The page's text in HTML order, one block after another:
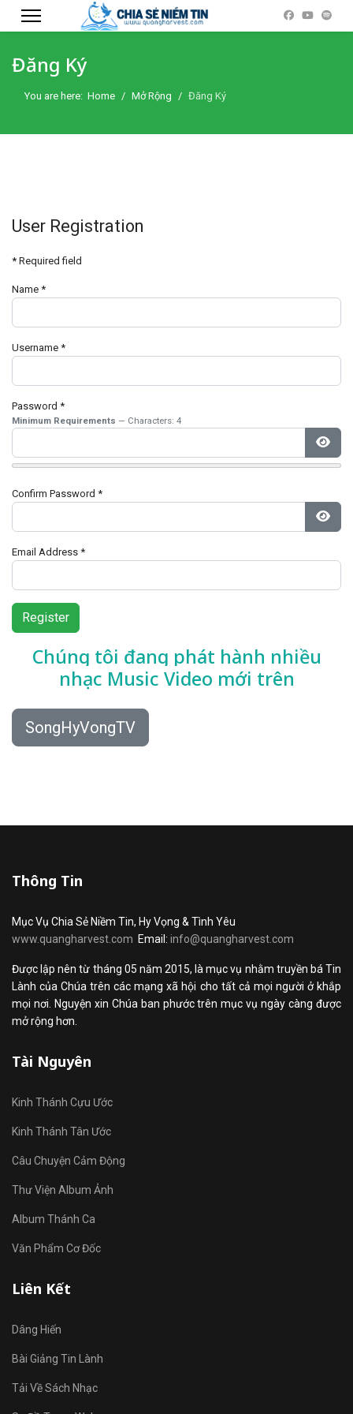
Đăng Ký
You are here: Home Mở Rộng Đăng Ký
User Registration
* Required field
Name *
Username *
Password *
Minimum Requirements — Characters: 4
Confirm Password *
Email Address *
Register
Chúng tôi đang phát hành nhiều
nhạc Music Video mới trên
SongHyVongTV
Thông Tin
Mục Vụ Chia Sẻ Niềm Tin, Hy Vọng & Tình Yêu
www.quangharvest.com Email: info@quangharvest.com
Được lập nên từ tháng 05 năm 2015, là mục vụ nhằm truyền bá Tin
Lành của Chúa trên các mạng xã hội cho tất cả mọi người ở khắp
mọi nơi. Nguyện xin Chúa ban phước trên mục vụ ngày càng được
mở rộng hơn.
Tài Nguyên
Kinh Thánh Cựu Ước
Kinh Thánh Tân Ước
Câu Chuyện Cảm Động
Thư Viện Album Ảnh
Album Thánh Ca
Văn Phẩm Cơ Đốc
Liên Kết
Dâng Hiến
Bài Giảng Tin Lành
Tải Về Sách Nhạc